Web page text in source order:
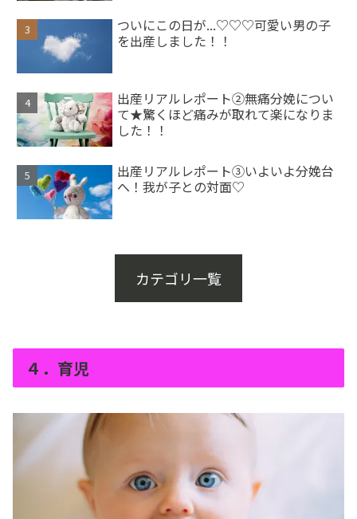
ついにこの日が...♡♡♡可愛い男の子
を出産しました！！
出産リアルレポート②無痛分娩につい
て★驚くほど痛みが取れて楽になりま
した！！
出産リアルレポート③いよいよ分娩台
へ！我が子との対面♡
カテゴリ一覧
４．育児